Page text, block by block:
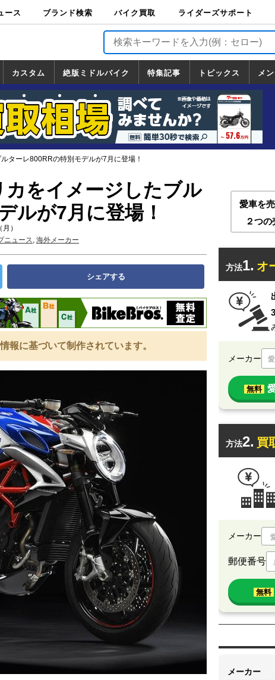
ース ブランド検索 バイク買取
バイク買取
ライダーズサポート
ライダーズサポート
TOP
バイク輸送
バイクガレージライ
フ
バイク車両保険
ロードサービス
バイク試乗
カスタム
カスタム
一覧
ホンダ
ヤマハ
スズキ
カワサキ
絶版ミドルバイク
絶版ミドルバイク
一覧
ホンダ
ヤマハ
スズキ
カワサキ
特集記事 トピックス
トピックス
一覧
ホンダ
ヤマハ
スズキ
カワサキ
ハーレーダ
ビッドソン
BMW
ドゥカティ
トライアン
フ
メ
道の駅調査隊
ツーリング情報局
日本の道50選
国道めぐり
林道ツーリング
ターレ800RRの特別モデルが7月に登場！
カをイメージしたブル
ルが7月に登場！
）
ニュース, 海外メーカー
シェアする
報に基づいて制作されています。
愛車を
２つ
方法1. オ
メーカー
無料
方法2. 買
メーカー
郵便番号
無料
メーカー